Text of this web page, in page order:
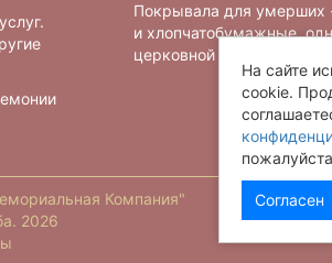
Покрывала для умерших
и хлопчатобумажные,
церковной символикой
Компания"
2026
На сайте
cookie.
Согласен